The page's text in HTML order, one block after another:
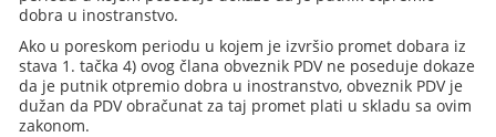
dobra u inostranstvo.
Ako u poreskom periodu u kojem je izvršio promet dobara iz
stava 1. tačka 4) ovog člana obveznik PDV ne poseduje dokaze
da je putnik otpremio dobra u inostranstvo, obveznik PDV je
dužan da PDV obračunat za taj promet plati u skladu sa ovim
zakonom.